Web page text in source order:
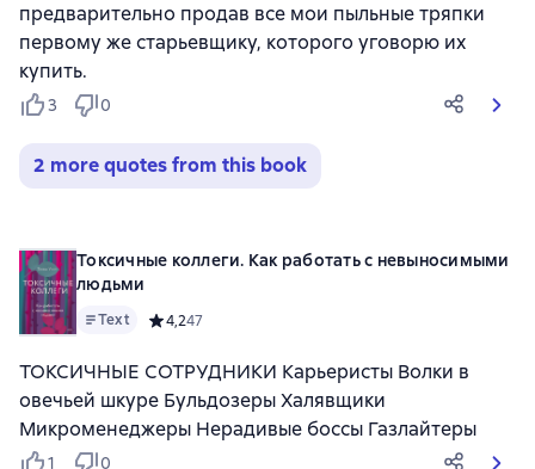
предварительно продав все мои пыльные тряпки
первому же старьевщику, которого уговорю их
купить.
3 0
2 more quotes from this book
Токсичные коллеги. Как работать с невыносимыми
людьми
Text Средний рейтинг 4,2 на основе 47 оценок
4,247
ТОКСИЧНЫЕ СОТРУДНИКИ Карьеристы Волки в
овечьей шкуре Бульдозеры Халявщики
Микроменеджеры Нерадивые боссы Газлайтеры
1 0